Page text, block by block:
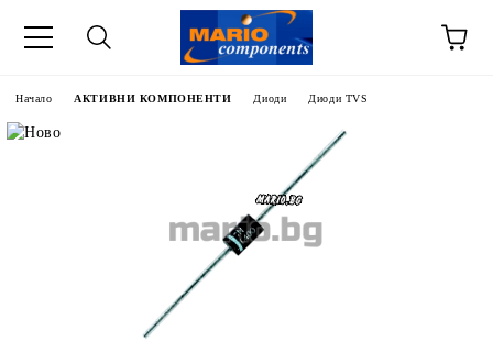
Начало АКТИВНИ КОМПОНЕНТИ Диоди Диоди TVS